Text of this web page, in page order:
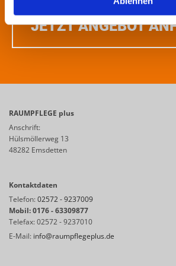
JETZT ANGEBOT
RAUMPFLEGE plus
Anschrift:
Hülsmöllerweg 13
48282 Emsdetten
Kontaktdaten
Telefon: 02572 - 9237009
Mobil: 0176 - 63309877
Telefax: 02572 - 9237010
E-Mail: info@raumpflegeplus.de